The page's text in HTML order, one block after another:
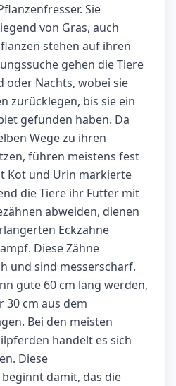
Sie
von Gras, auch
stehen auf ihren
gehen die Tiere
oder Nachts, wobei sie
zurücklegen, bis sie ein
gefunden haben. Da
Wege zu ihren
führen meistens fest
Kot und Urin markierte
die Tiere ihr Futter mit
abweiden, dienen
Eckzähne
Diese Zähne
und sind messerscharf.
gute 60 cm lang werden,
30 cm aus dem
Bei den meisten
handelt es sich
Diese
damit, das die